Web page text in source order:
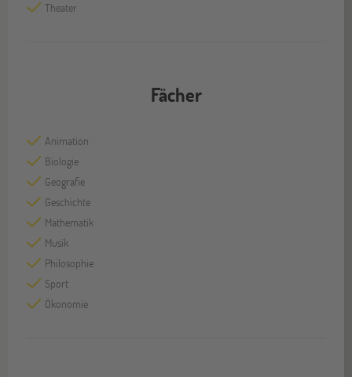
Theater
Fächer
Animation
Biologie
Geografie
Geschichte
Mathematik
Musik
Philosophie
Sport
Ökonomie